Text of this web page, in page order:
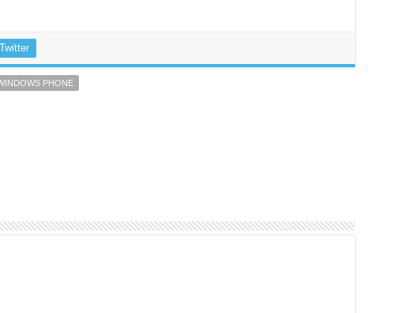
Twitter
PHONE